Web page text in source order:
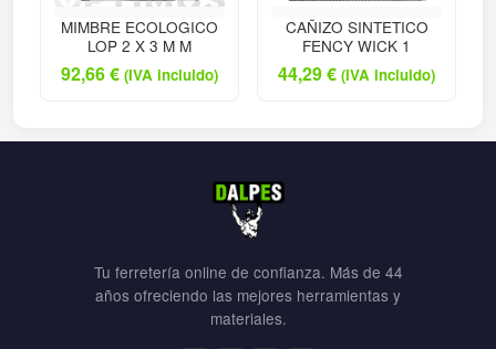
MIMBRE ECOLOGICO
LOP 2 X 3 M M
92,66€ (IVA incluido)
CAÑIZO SINTETICO
FENCY WICK 1
44,29€ (IVA incluido)
Tu ferretería online de confianza. Más de 44
años ofreciendo las mejores herramientas y
materiales.